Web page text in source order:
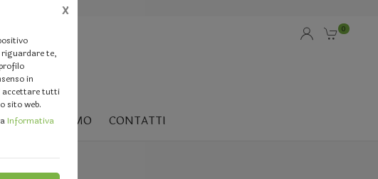
riguardare te,
in
accettare tutti
sito web.
Informativa
X
0
CHI SIAMO CONTATTI
Ceramica